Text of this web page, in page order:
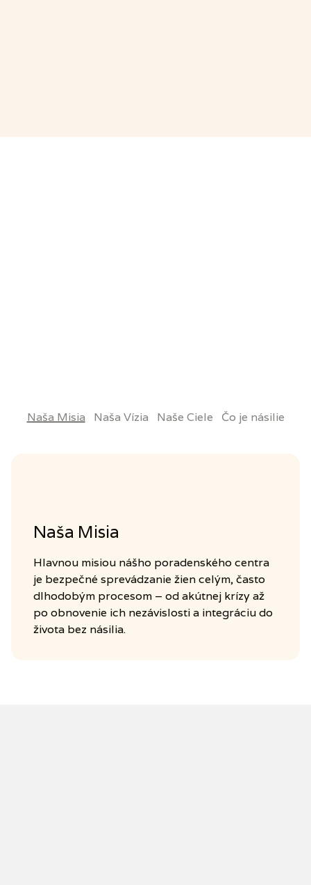
Naša Misia
Naša Vízia Naše Ciele Čo je násilie
Naša Misia
Hlavnou misiou nášho poradenského centra
je bezpečné sprevádzanie žien celým, často
dlhodobým procesom – od akútnej krízy až
po obnovenie ich nezávislosti a integráciu do
života bez násilia.